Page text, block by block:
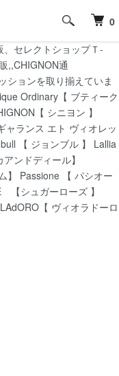
セレクトショップＴ-
,,CHIGNON通
ションを取り揃えていま
Ordinary【 ブティーク
【 シニヨン 】
ャランス エト ヴィオレッ
【 ジョンブル 】 Lallia
ンドディール】
】 Passione 【 パシオー
【シュガーローズ 】
【 ヴィオラドーロ
0